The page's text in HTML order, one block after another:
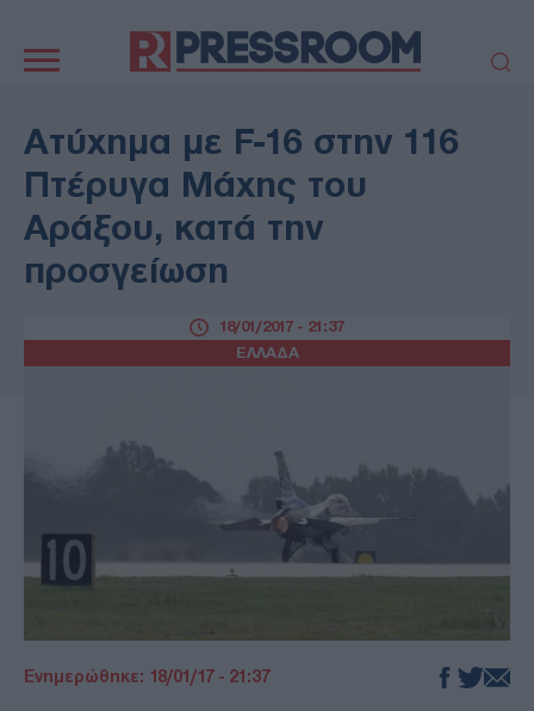
πλοήγηση
ΠΟΛΙΤΙΚΗ
ΤΟΥΡΚΙΑ
ΕΚΚΛΗΣΙΑ
ΑΜΥΝΑ
ΔΙΕΘΝΗ
ΚΥΠΡΟΣ
MEDIA
AUTO - MOTO
ΓΑΣΤΡΟΝΟΜΙΑ
ΑΡΘΡΟΓΡΑΦΙΑ
Aτύχημα με F-16 στην 116
Πτέρυγα Μάχης του
Αράξου, κατά την
προσγείωση
ΕΛΛΑΔΑ
18/01/2017 - 21:37
Ενημερώθηκε: 18/01/17 - 21:37